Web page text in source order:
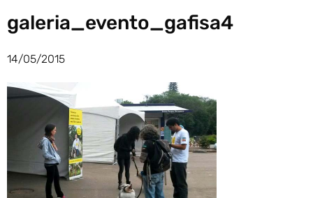
galeria_evento_gafisa4
14/05/2015